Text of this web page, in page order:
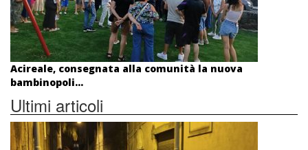
Acireale, consegnata alla comunità la nuova
bambinopoli...
Ultimi articoli